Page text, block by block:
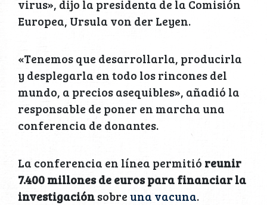
virus», dijo la presidenta de la Comisión
Europea, Ursula von der Leyen.
«Tenemos que desarrollarla, producirla
y desplegarla en todo los rincones del
mundo, a precios asequibles», añadió la
responsable de poner en marcha una
conferencia de donantes.
La conferencia en línea permitió reunir
7.400 millones de euros para financiar la
investigaciónsobreuna vacuna.